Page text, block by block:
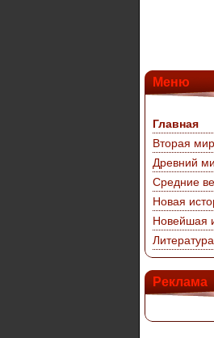
Меню
Главная
Вторая
Древний
Средние
Новая
Новейшая
Литература
Реклама